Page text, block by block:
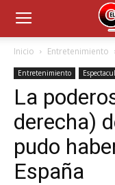
Inicio Entretenimiento
Entretenimiento
La
derecha)
pudo
España